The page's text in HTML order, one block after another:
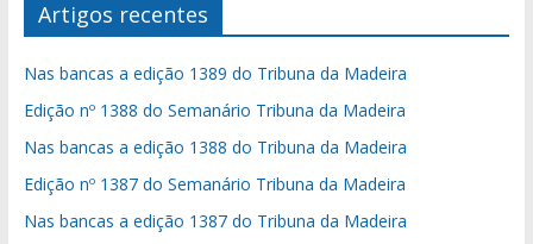
Artigos recentes
Nas bancas a edição 1389 do Tribuna da Madeira
Edição nº 1388 do Semanário Tribuna da Madeira
Nas bancas a edição 1388 do Tribuna da Madeira
Edição nº 1387 do Semanário Tribuna da Madeira
Nas bancas a edição 1387 do Tribuna da Madeira